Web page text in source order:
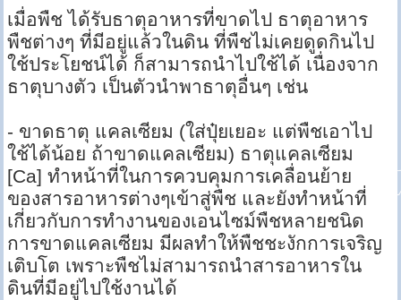
เมื่อพืช ได้รับธาตุอาหารที่ขาดไป ธาตุอาหาร
พืชต่างๆ ที่มีอยู่แล้วในดิน ที่พืชไม่เคยดูดกินไป
ใช้ประโยชน์ได้ ก็สามารถนำไปใช้ได้ เนื่องจาก
ธาตุบางตัว เป็นตัวนำพาธาตุอื่นๆ เช่น
- ขาดธาตุ แคลเซียม (ใส่ปุ๋ยเยอะ แต่พืชเอาไป
ใช้ได้น้อย ถ้าขาดแคลเซียม) ธาตุแคลเซียม
[Ca] ทำหน้าที่ในการควบคุมการเคลื่อนย้าย
ของสารอาหารต่างๆเข้าสู่พืช และยังทำหน้าที่
เกี่ยวกับการทำงานของเอนไซม์พืชหลายชนิด
การขาดแคลเซียม มีผลทำให้พืชชะงักการเจริญ
เติบโต เพราะพืชไม่สามารถนำสารอาหารใน
ดินที่มีอยู่ไปใช้งานได้